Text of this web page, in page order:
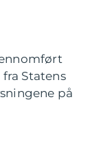
Statens
på